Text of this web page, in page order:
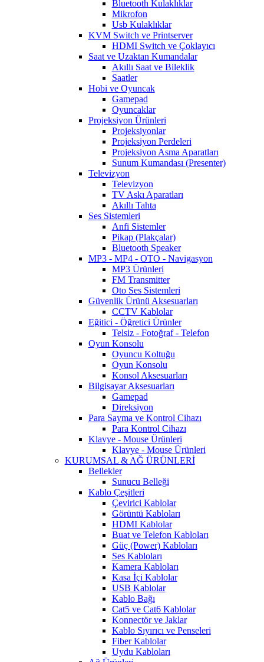
Bluetooth Kulaklıklar
Mikrofon
Usb Kulaklıklar
KVM Switch ve Printserver
HDMI Switch ve Çoklayıcı
Saat ve Uzaktan Kumandalar
Akıllı Saat ve Bileklik
Saatler
Hobi ve Oyuncak
Gamepad
Oyuncaklar
Projeksiyon Ürünleri
Projeksiyonlar
Projeksiyon Perdeleri
Projeksiyon Asma Aparatları
Sunum Kumandası (Presenter)
Televizyon
Televizyon
TV Askı Aparatları
Akıllı Tahta
Ses Sistemleri
Anfi Sistemler
Pikap (Plakçalar)
Bluetooth Speaker
MP3 - MP4 - OTO - Navigasyon
MP3 Ürünleri
FM Transmitter
Oto Ses Sistemleri
Güvenlik Ürünü Aksesuarları
CCTV Kablolar
Eğitici - Öğretici Ürünler
Telsiz - Fotoğraf - Telefon
Oyun Konsolu
Oyuncu Koltuğu
Oyun Konsolu
Konsol Aksesuarları
Bilgisayar Aksesuarları
Gamepad
Direksiyon
Para Sayma ve Kontrol Cihazı
Para Kontrol Cihazı
Klavye - Mouse Ürünleri
Klavye - Mouse Ürünleri
KURUMSAL & AĞ ÜRÜNLERİ
Bellekler
Sunucu Belleği
Kablo Çeşitleri
Çevirici Kablolar
Görüntü Kabloları
HDMI Kablolar
Buat ve Telefon Kabloları
Güç (Power) Kabloları
Ses Kabloları
Kamera Kabloları
Kasa İçi Kablolar
USB Kablolar
Kablo Bağı
Cat5 ve Cat6 Kablolar
Konnectör ve Jaklar
Kablo Sıyırıcı ve Penseleri
Fiber Kablolar
Uydu Kabloları